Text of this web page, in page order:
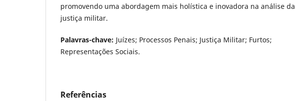
promovendo uma abordagem mais holística e inovadora na análise da
justiça militar.
Palavras-chave: Juízes; Processos Penais; Justiça Militar; Furtos;
Representações Sociais.
Referências